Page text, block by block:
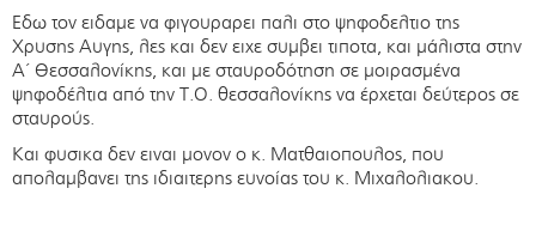
Εδω τον ειδαμε να φιγουραρει παλι στο ψηφοδελτιο της
Χρυσης Αυγης, λες και δεν ειχε συμβει τιποτα, και μάλιστα στην
Α΄ Θεσσαλονίκης, και με σταυροδότηση σε μοιρασμένα
ψηφοδέλτια από την Τ.Ο. θεσσαλονίκης να έρχεται δεύτερος σε
σταυρούς.
Και φυσικα δεν ειναι μονον ο κ. Ματθαιοπουλος, που
απολαμβανει της ιδιαιτερης ευνοίας του κ. Μιχαλολιακου.